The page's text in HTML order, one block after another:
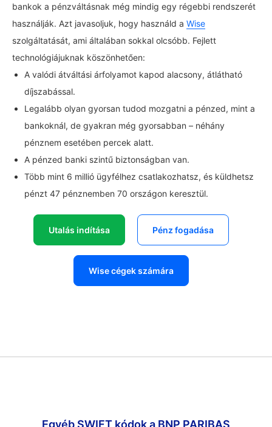
bankok a pénzváltásnak még mindig egy régebbi rendszerét
használják. Azt javasoljuk, hogy használd a Wise
szolgáltatását, ami általában sokkal olcsóbb. Fejlett
technológiájuknak köszönhetően:
A valódi átváltási árfolyamot kapod alacsony, átlátható
díjszabással.
Legalább olyan gyorsan tudod mozgatni a pénzed, mint a
bankoknál, de gyakran még gyorsabban – néhány
pénznem esetében percek alatt.
A pénzed banki szintű biztonságban van.
Több mint 6 millió ügyfélhez csatlakozhatsz, és küldhetsz
pénzt 47 pénznemben 70 országon keresztül.
Utalás indítása Pénz fogadása
Wise cégek számára
Egyéb SWIFT kódok a BNP PARIBAS